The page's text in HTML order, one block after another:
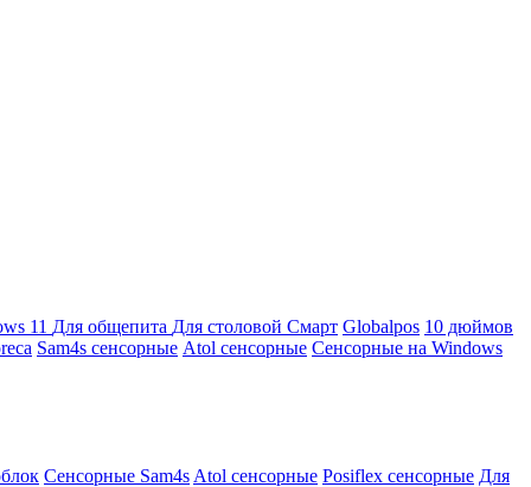
11 Для общепита Для столовой Смарт Globalpos 10 дюймов
Sam4s сенсорные Atol сенсорные Сенсорные на Windows
Сенсорные Sam4s Atol сенсорные Posiflex сенсорные Для